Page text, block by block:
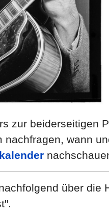
zur beiderseitigen
wann
über